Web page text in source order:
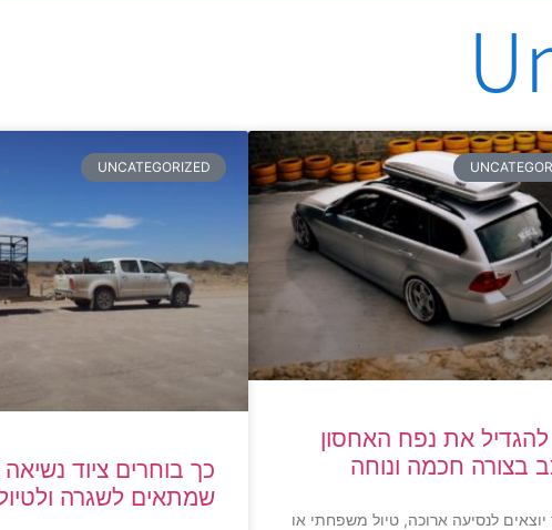
להגדיל את נפח האחסון
בצורה חכמה ונוחה
לנסיעה ארוכה, טיול משפחתי או
UNCATEGORIZED
כך בוחרים ציוד
שמתאים לשגרה